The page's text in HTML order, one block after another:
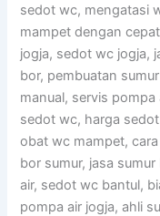
sedot wc, mengatasi
mampet dengan
jogja, sedot wc jogja,
bor, pembuatan
manual, servis
sedot wc, harga
obat wc mampet,
bor sumur, jasa
air, sedot wc bantul,
pompa air jogja, ahli